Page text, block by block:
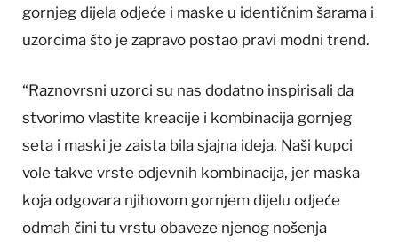
gornjeg dijela odjeće i maske u identičnim šarama i
uzorcima što je zapravo postao pravi modni trend.
“Raznovrsni uzorci su nas dodatno inspirisali da
stvorimo vlastite kreacije i kombinacija gornjeg
seta i maski je zaista bila sjajna ideja. Naši kupci
vole takve vrste odjevnih kombinacija, jer maska
koja odgovara njihovom gornjem dijelu odjeće
odmah čini tu vrstu obaveze njenog nošenja